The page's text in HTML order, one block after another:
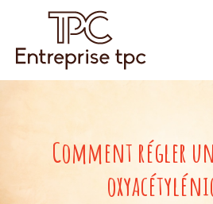
Comment régler